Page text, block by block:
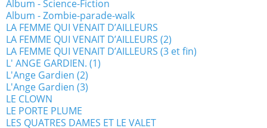
Album - Science-Fiction
Album - Zombie-parade-walk
LA FEMME QUI VENAIT D’AILLEURS
LA FEMME QUI VENAIT D’AILLEURS (2)
LA FEMME QUI VENAIT D’AILLEURS (3 et fin)
L' ANGE GARDIEN. (1)
L'Ange Gardien (2)
L'Ange Gardien (3)
LE CLOWN
LE PORTE PLUME
LES QUATRES DAMES ET LE VALET